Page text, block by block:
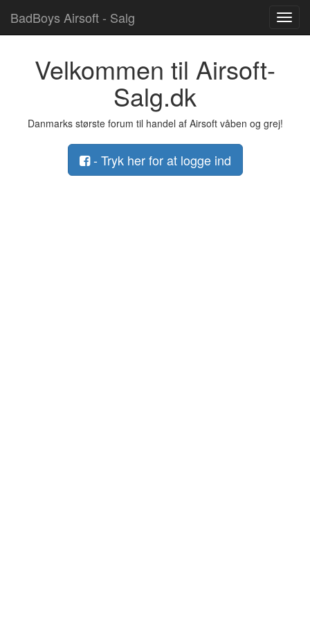
BadBoys Airsoft - Salg
Velkommen til Airsoft-
Salg.dk
Danmarks største forum til handel af Airsoft våben og grej!
- Tryk her for at logge ind